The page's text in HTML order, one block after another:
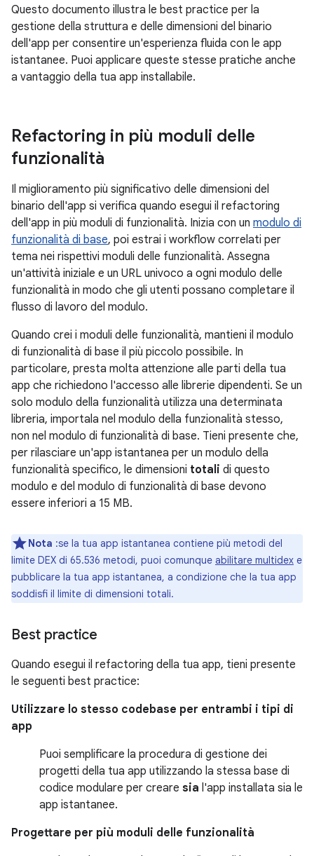
Questo documento illustra le best practice per la
gestione della struttura e delle dimensioni del binario
dell'app per consentire un'esperienza fluida con le app
istantanee. Puoi applicare queste stesse pratiche anche
a vantaggio della tua app installabile.
Refactoring in più moduli delle
funzionalità
Il miglioramento più significativo delle dimensioni del
binario dell'app si verifica quando esegui il refactoring
dell'app in più moduli di funzionalità. Inizia con un modulo di
funzionalità di base, poi estrai i workflow correlati per
tema nei rispettivi moduli delle funzionalità. Assegna
un'attività iniziale e un URL univoco a ogni modulo delle
funzionalità in modo che gli utenti possano completare il
flusso di lavoro del modulo.
Quando crei i moduli delle funzionalità, mantieni il modulo
di funzionalità di base il più piccolo possibile. In
particolare, presta molta attenzione alle parti della tua
app che richiedono l'accesso alle librerie dipendenti. Se un
solo modulo della funzionalità utilizza una determinata
libreria, importala nel modulo della funzionalità stesso,
non nel modulo di funzionalità di base. Tieni presente che,
per rilasciare un'app istantanea per un modulo della
funzionalità specifico, le dimensioni totali di questo
modulo e del modulo di funzionalità di base devono
essere inferiori a 15 MB.
Nota :se la tua app istantanea contiene più metodi del
limite DEX di 65.536 metodi, puoi comunque abilitare multidex e
pubblicare la tua app istantanea, a condizione che la tua app
soddisfi il limite di dimensioni totali.
Best practice
Quando esegui il refactoring della tua app, tieni presente
le seguenti best practice:
Utilizzare lo stesso codebase per entrambi i tipi di
app
Puoi semplificare la procedura di gestione dei
progetti della tua app utilizzando la stessa base di
codice modulare per creare sia l'app installata sia le
app istantanee.
Progettare per più moduli delle funzionalità